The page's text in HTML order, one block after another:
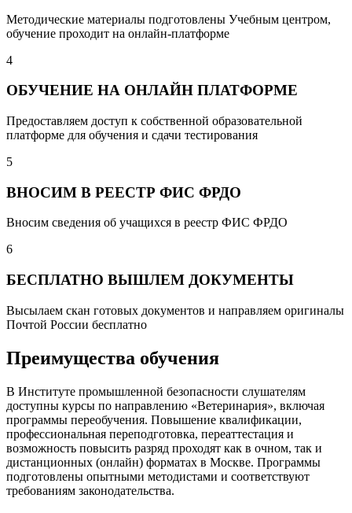
Методические материалы подготовлены Учебным центром,
обучение проходит на онлайн-платформе
4
ОБУЧЕНИЕ НА ОНЛАЙН ПЛАТФОРМЕ
Предоставляем доступ к собственной образовательной
платформе для обучения и сдачи тестирования
5
ВНОСИМ В РЕЕСТР ФИС ФРДО
Вносим сведения об учащихся в реестр ФИС ФРДО
6
БЕСПЛАТНО ВЫШЛЕМ ДОКУМЕНТЫ
Высылаем скан готовых документов и направляем оригиналы
Почтой России бесплатно
Преимущества обучения
В Институте промышленной безопасности слушателям
доступны курсы по направлению «Ветеринария», включая
программы переобучения. Повышение квалификации,
профессиональная переподготовка, переаттестация и
возможность повысить разряд проходят как в очном, так и
дистанционных (онлайн) форматах в Москве. Программы
подготовлены опытными методистами и соответствуют
требованиям законодательства.